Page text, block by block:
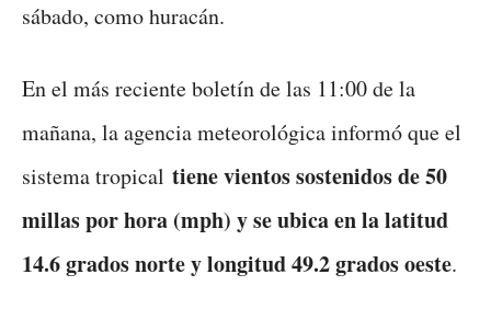
sábado, como huracán.
En el más reciente boletín de las 11:00 de la
mañana, la agencia meteorológica informó que el
sistema tropical tiene vientos sostenidos de 50
millas por hora (mph) y se ubica en la latitud
14.6 grados norte y longitud 49.2 grados oeste.